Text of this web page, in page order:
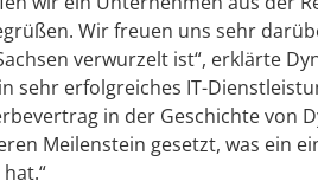
Wir freuen uns sehr
verwurzelt ist“, erklärte
sehr erfolgreiches IT-
in der Geschichte von
Meilenstein gesetzt, was ein